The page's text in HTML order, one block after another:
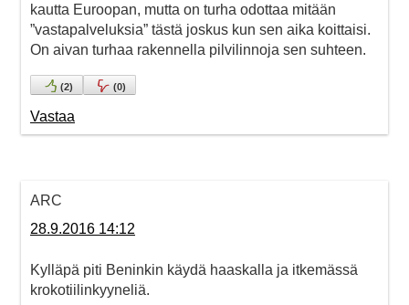
kautta Euroopan, mutta on turha odottaa mitään
”vastapalveluksia” tästä joskus kun sen aika koittaisi.
On aivan turhaa rakennella pilvilinnoja sen suhteen.
(2) (0)
Vastaa
ARC
28.9.2016 14:12
Kylläpä piti Beninkin käydä haaskalla ja itkemässä
krokotiilinkyyneliä.